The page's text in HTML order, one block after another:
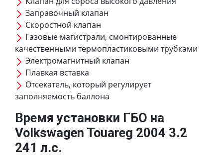
Заправочный клапан
Скоростной клапан
Газовые магистрали, смонтированные
качественными термопластиковыми трубками
Электромагнитный клапан
Плавкая вставка
Отсекатель, который регулирует
заполняемость баллона
Время установки ГБО на
Volkswagen Touareg 2004 3.2
241 л.с.